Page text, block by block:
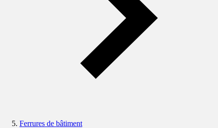
Ferrures de bâtiment